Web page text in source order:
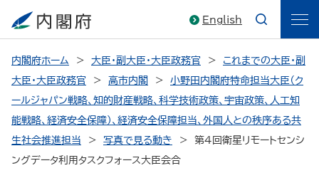
English
内閣府ホーム 大臣・副大臣・大臣政務官
これまでの大臣・副
大臣・大臣政務官
高市内閣
小野田内閣府特命担当大臣（ク
ールジャパン戦略、知的財産戦略、科学技術政策、宇宙政策、人工知
能戦略、経済安全保障）、経済安全保障担当、外国人との秩序ある共
生社会推進担当
写真で見る動き
第４回衛星リモートセンシ
ングデータ利用タスクフォース大臣会合